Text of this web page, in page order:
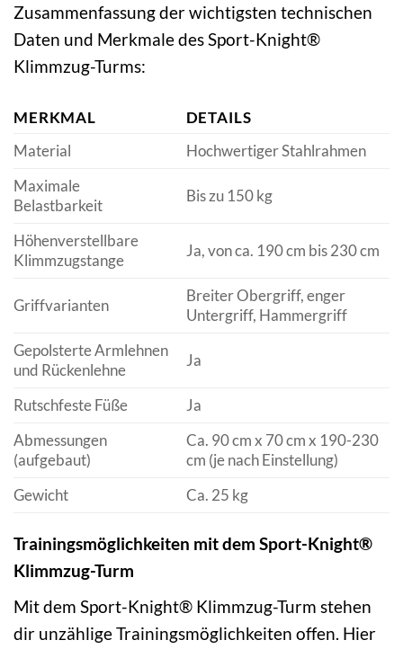
Zusammenfassung der wichtigsten technischen
Daten und Merkmale des Sport-Knight®
Klimmzug-Turms:
MERKMAL
DETAILS
Material
Hochwertiger Stahlrahmen
Maximale
Belastbarkeit
Bis zu 150 kg
Höhenverstellbare
Klimmzugstange
Ja, von ca. 190 cm bis 230 cm
Griffvarianten
Breiter Obergriff, enger
Untergriff, Hammergriff
Gepolsterte Armlehnen
und Rückenlehne
Ja
Rutschfeste Füße
Ja
Abmessungen
(aufgebaut)
Ca. 90 cm x 70 cm x 190-230
cm (je nach Einstellung)
Gewicht
Ca. 25 kg
Trainingsmöglichkeiten mit dem Sport-Knight®
Klimmzug-Turm
Mit dem Sport-Knight® Klimmzug-Turm stehen
dir unzählige Trainingsmöglichkeiten offen. Hier